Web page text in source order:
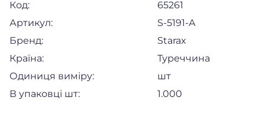
Код:
65261
Артикул:
S-5191-A
Бренд:
Starax
Країна:
Туреччина
Одиниця виміру:
шт
В упаковці шт:
1.000